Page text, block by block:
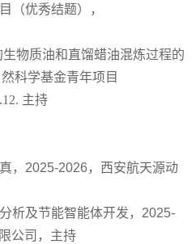
（优秀结题），
物质油和直馏蜡油混炼过程的
科学基金青年项目
主持
，2025-2026， 西安航天源动
析及节能智能体开发，2025-
公司，主持